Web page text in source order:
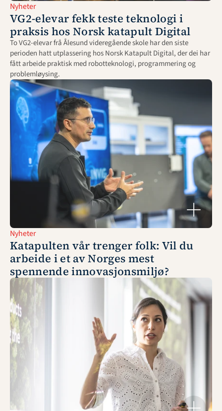
Nyheter
VG2-elevar fekk teste teknologi i
praksis hos Norsk katapult Digital
To VG2-elevar frå Ålesund videregående skole har den siste
perioden hatt utplassering hos Norsk Katapult Digital, der dei har
fått arbeide praktisk med robotteknologi, programmering og
problemløysing.
Nyheter
Katapulten vår trenger folk: Vil du
arbeide i et av Norges mest
spennende innovasjonsmiljø?